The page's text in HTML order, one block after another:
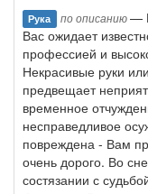
Рука по описанию—
Вас ожидает
профессией и
Некрасивые руки
предвещает
временное
несправедливое
повреждена - Вам
очень дорого. Во
состязании с